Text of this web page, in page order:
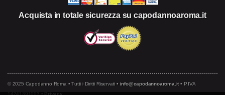
Acquista in totale sicurezza su capodannoaroma.it
© 2025 Capodanno Roma • Tutti i Diritti Riservati • info@capodannoaroma.it• P.IVA
14241391003 • Privacy